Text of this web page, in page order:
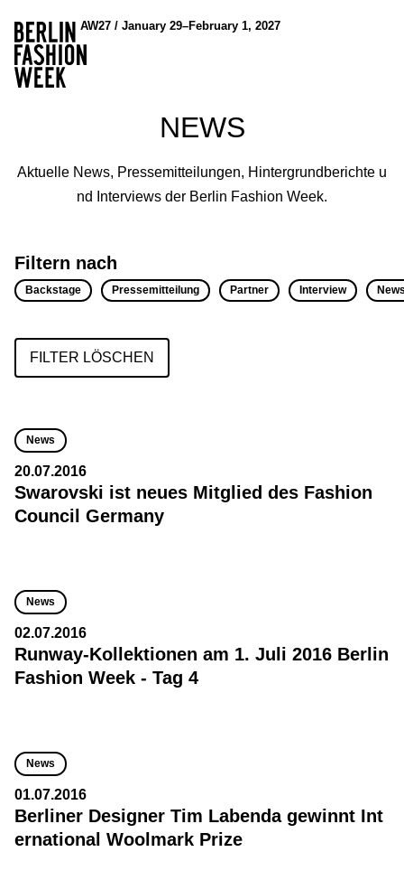
AW27 / January 29–February 1, 2027
NEWS
Aktuelle News, Pressemitteilungen, Hintergrundberichte u
nd Interviews der Berlin Fashion Week.
Filtern nach
Backstage Pressemitteilung Partner Interview
FILTER LÖSCHEN
News
20.07.2016
Swarovski ist neues Mitglied des Fashion
Council Germany
News
02.07.2016
Runway-Kollektionen am 1. Juli 2016 Berlin
Fashion Week - Tag 4
News
01.07.2016
Berliner Designer Tim Labenda gewinnt Int
ernational Woolmark Prize